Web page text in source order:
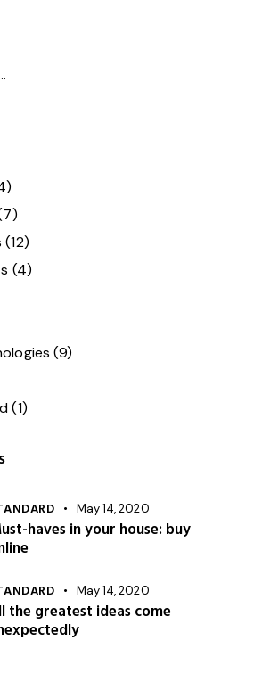
(12)
(4)
(9)
(1)
May 14, 2020
haves in your house: buy
May 14, 2020
the greatest ideas come